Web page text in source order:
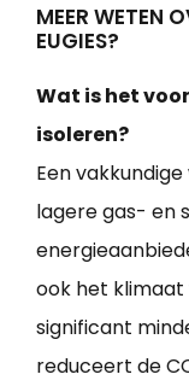
MEER WETEN
EUGIES?
Wat is het
isoleren?
Een
lagere gas- en
ook het
significant
reduceert de